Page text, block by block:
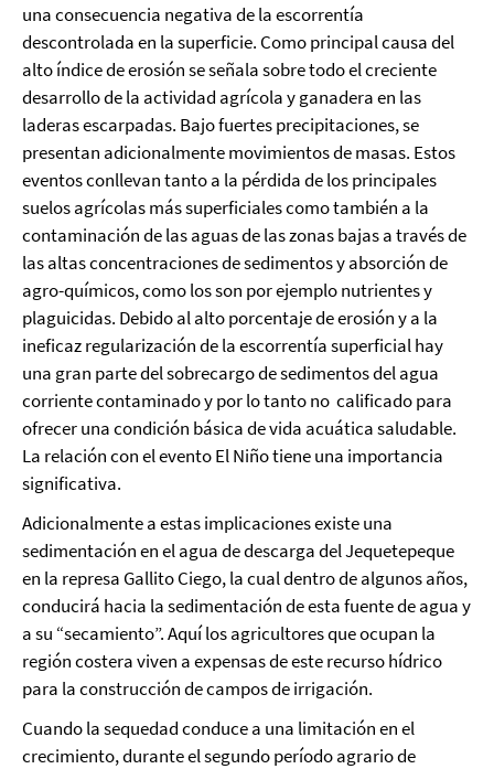
una consecuencia negativa de la escorrentía
descontrolada en la superficie. Como principal causa del
alto índice de erosión se señala sobre todo el creciente
desarrollo de la actividad agrícola y ganadera en las
laderas escarpadas. Bajo fuertes precipitaciones, se
presentan adicionalmente movimientos de masas. Estos
eventos conllevan tanto a la pérdida de los principales
suelos agrícolas más superficiales como también a la
contaminación de las aguas de las zonas bajas a través de
las altas concentraciones de sedimentos y absorción de
agro-químicos, como los son por ejemplo nutrientes y
plaguicidas. Debido al alto porcentaje de erosión y a la
ineficaz regularización de la escorrentía superficial hay
una gran parte del sobrecargo de sedimentos del agua
corriente contaminado y por lo tanto no calificado para
ofrecer una condición básica de vida acuática saludable.
La relación con el evento El Niño tiene una importancia
significativa.
Adicionalmente a estas implicaciones existe una
sedimentación en el agua de descarga del Jequetepeque
en la represa Gallito Ciego, la cual dentro de algunos años,
conducirá hacia la sedimentación de esta fuente de agua y
a su “secamiento”. Aquí los agricultores que ocupan la
región costera viven a expensas de este recurso hídrico
para la construcción de campos de irrigación.
Cuando la sequedad conduce a una limitación en el
crecimiento, durante el segundo período agrario de